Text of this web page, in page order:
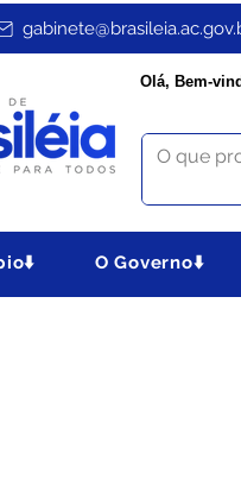
Olá, Bem-
O Governo⬇️